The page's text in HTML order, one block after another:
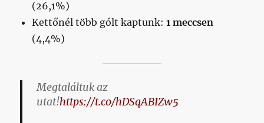
(26,1%)
Kettőnél több gólt kaptunk:1 meccsen
(4,4%)
Megtaláltuk az
utat!https://t.co/hDSqABIZw5